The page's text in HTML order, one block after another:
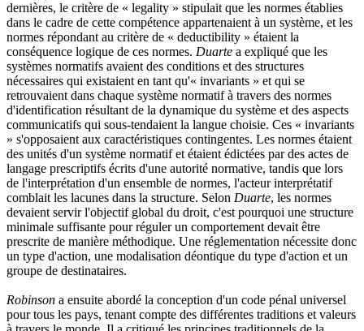
dernières, le critère de « legality » stipulait que les normes établies
dans le cadre de cette compétence appartenaient à un système, et les
normes répondant au critère de « deductibility » étaient la
conséquence logique de ces normes. Duarte a expliqué que les
systèmes normatifs avaient des conditions et des structures
nécessaires qui existaient en tant qu'« invariants » et qui se
retrouvaient dans chaque système normatif à travers des normes
d'identification résultant de la dynamique du système et des aspects
communicatifs qui sous-tendaient la langue choisie. Ces « invariants
» s'opposaient aux caractéristiques contingentes. Les normes étaient
des unités d'un système normatif et étaient édictées par des actes de
langage prescriptifs écrits d'une autorité normative, tandis que lors
de l'interprétation d'un ensemble de normes, l'acteur interprétatif
comblait les lacunes dans la structure. Selon Duarte, les normes
devaient servir l'objectif global du droit, c'est pourquoi une structure
minimale suffisante pour réguler un comportement devait être
prescrite de manière méthodique. Une réglementation nécessite donc
un type d'action, une modalisation déontique du type d'action et un
groupe de destinataires.
Robinson a ensuite abordé la conception d'un code pénal universel
pour tous les pays, tenant compte des différentes traditions et valeurs